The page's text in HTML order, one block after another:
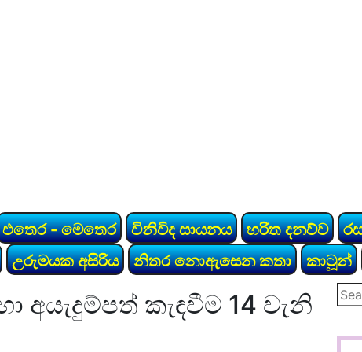
එතෙර - මෙතෙර විනිවිද සායනය හරිත දනව්ව
උරුමයක අසිරිය නිතර නොඇසෙන කතා කාටූන්
අයැදුම්පත් කැඳවීම 14 වැනි
for: